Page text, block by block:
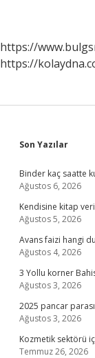
https://
https://
Son Yazılar
Binder kaç saatte
Ağustos 6, 2026
Kendisine kitap
Ağustos 5, 2026
Avans faizi hangi
Ağustos 4, 2026
3 Yollu korner
Ağustos 3, 2026
2025 pancar
Ağustos 3, 2026
Kozmetik sektörü
Temmuz 26, 2026